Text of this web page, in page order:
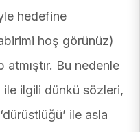
hedefine
hoş görünüz)
atmıştır. Bu nedenle
ile ilgili dünkü sözleri,
ile asla